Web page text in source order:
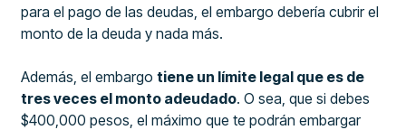
para el pago de las deudas, el embargo debería cubrir el
monto de la deuda y nada más.
Además, el embargotiene un límite legal que es de
tres veces el monto adeudado. O sea, que si debes
$400,000 pesos, el máximo que te podrán embargar